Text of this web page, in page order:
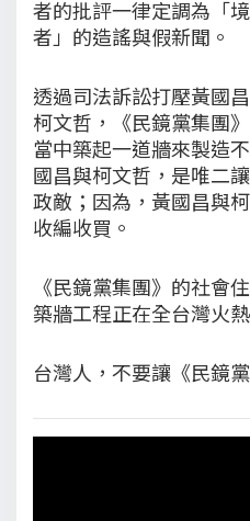
者的批評一律定調為「
者」的造謠與假新聞。
透過司法訴訟打壓黃國
柯文哲，《民鏡黨集團
當中築起一道牆來製造
國昌與柯文哲，是唯二
政敵；因為，黃國昌與
收編收買。
《民鏡黨集團》的社會
築牆工程正在全台灣火
台灣人，不要讓《民鏡